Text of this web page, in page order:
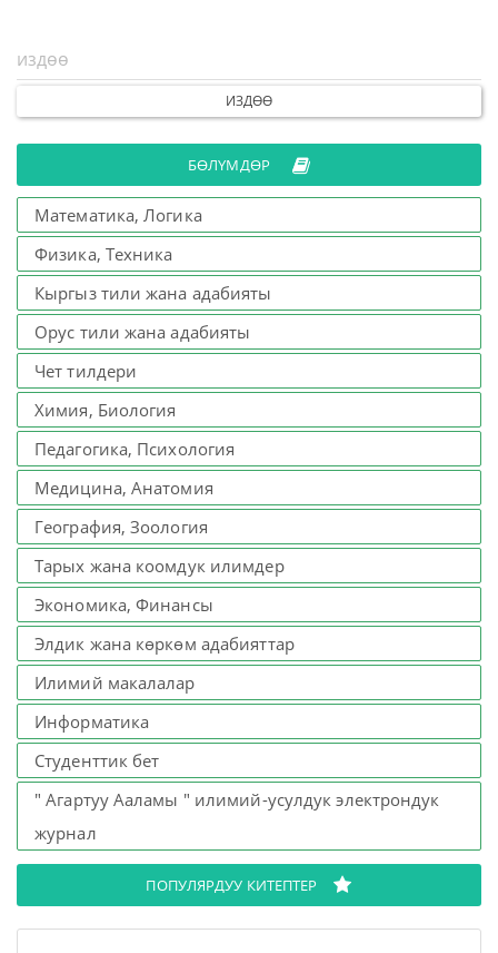
ИЗДӨӨ
БӨЛҮМДӨР
Математика, Логика
Физика, Техника
Кыргыз тили жана адабияты
Орус тили жана адабияты
Чет тилдери
Химия, Биология
Педагогика, Психология
Медицина, Анатомия
География, Зоология
Тарых жана коомдук илимдер
Экономика, Финансы
Элдик жана көркөм адабияттар
Илимий макалалар
Информатика
Студенттик бет
" Агартуу Ааламы " илимий-усулдук электрондук
журнал
ПОПУЛЯРДУУ КИТЕПТЕР